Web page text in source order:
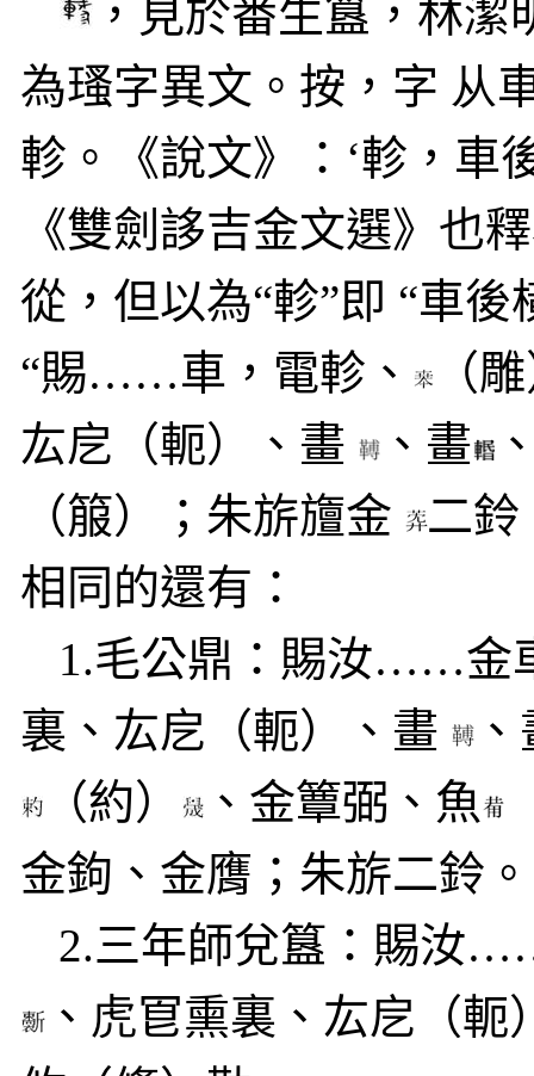
，見於番生簋，林潔
為瑵字異文。按，字 从
軫。《說文》：‘軫，車
《雙劍誃吉金文選》也
從，但以為“軫”即 “車
“賜……車，電軫、
（
厷戹（軛）、畫
、畫
（箙）；朱旂旜金
二鈴
相同的還有：
1.毛公鼎：賜汝……金
裏、厷戹（軛）、畫
、
（約）
、金簟弼、魚
金鉤、金膺；朱旂二鈴。
2.三年師兌簋：賜汝
、虎冟熏裏、厷戹（軛